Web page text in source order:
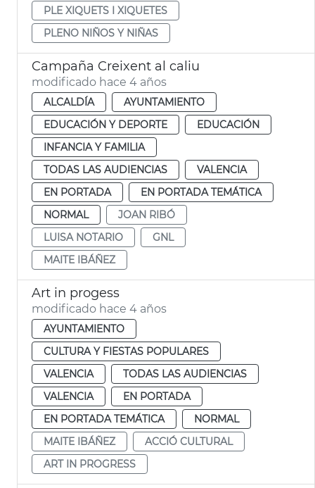
PLE XIQUETS I XIQUETES
PLENO NIÑOS Y NIÑAS
Campaña Creixent al caliu
modificado hace 4 años
ALCALDÍA
AYUNTAMIENTO
EDUCACIÓN Y DEPORTE
EDUCACIÓN
INFANCIA Y FAMILIA
TODAS LAS AUDIENCIAS
VALENCIA
EN PORTADA
EN PORTADA TEMÁTICA
NORMAL
JOAN RIBÓ
LUISA NOTARIO
GNL
MAITE IBÁÑEZ
Art in progess
modificado hace 4 años
AYUNTAMIENTO
CULTURA Y FIESTAS POPULARES
VALENCIA
TODAS LAS AUDIENCIAS
VALENCIA
EN PORTADA
EN PORTADA TEMÁTICA
NORMAL
MAITE IBÁÑEZ
ACCIÓ CULTURAL
ART IN PROGRESS